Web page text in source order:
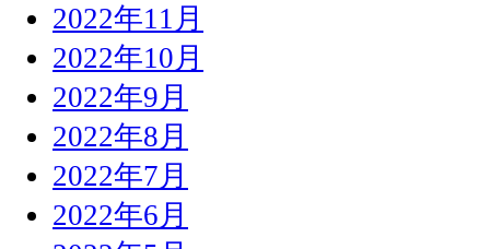
2022年11月
2022年10月
2022年9月
2022年8月
2022年7月
2022年6月